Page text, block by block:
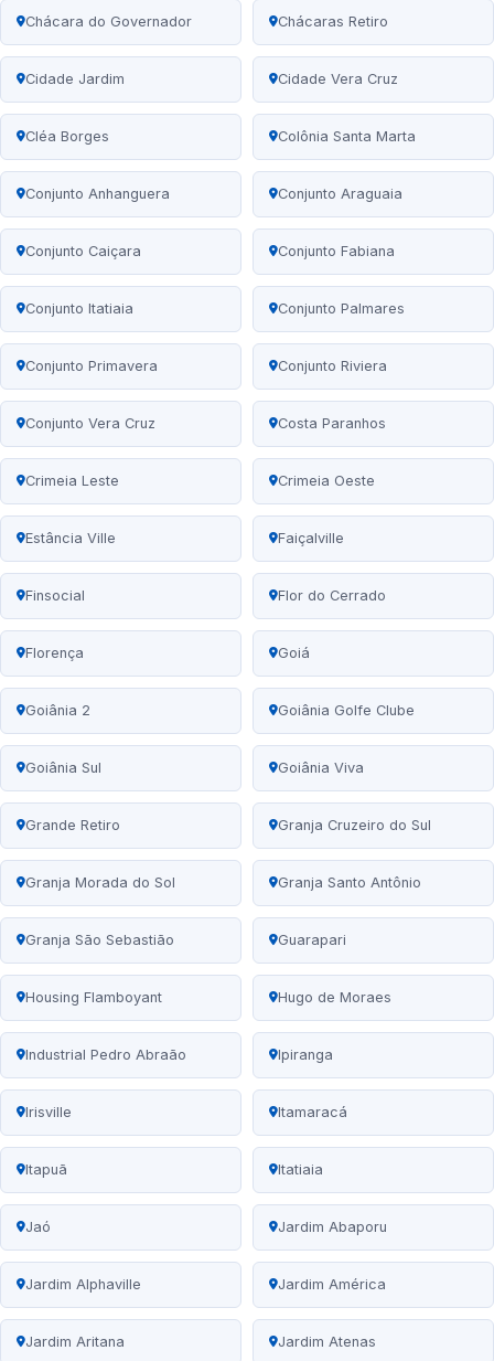
Chácara do Governador Chácaras Retiro
Cidade Jardim Cidade Vera Cruz
Cléa Borges Colônia Santa Marta
Conjunto Anhanguera Conjunto Araguaia
Conjunto Caiçara Conjunto Fabiana
Conjunto Itatiaia Conjunto Palmares
Conjunto Primavera Conjunto Riviera
Conjunto Vera Cruz Costa Paranhos
Crimeia Leste Crimeia Oeste
Estância Ville Faiçalville
Finsocial Flor do Cerrado
Florença Goiá
Goiânia 2 Goiânia Golfe Clube
Goiânia Sul Goiânia Viva
Grande Retiro Granja Cruzeiro do Sul
Granja Morada do Sol Granja Santo Antônio
Granja São Sebastião Guarapari
Housing Flamboyant Hugo de Moraes
Industrial Pedro Abraão Ipiranga
Irisville Itamaracá
Itapuã Itatiaia
Jaó Jardim Abaporu
Jardim Alphaville Jardim América
Jardim Aritana Jardim Atenas